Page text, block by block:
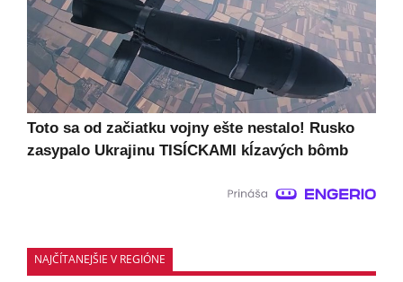
Toto sa od začiatku vojny ešte nestalo! Rusko
zasypalo Ukrajinu TISÍCKAMI kĺzavých bômb
NAJČÍTANEJŠIE V REGIÓNE